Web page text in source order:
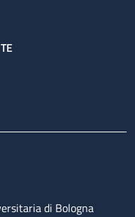
di Bologna